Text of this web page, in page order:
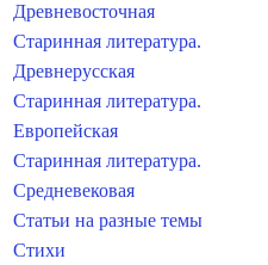
Древневосточная
Старинная литература.
Древнерусская
Старинная литература.
Европейская
Старинная литература.
Средневековая
Статьи на разные темы
Стихи